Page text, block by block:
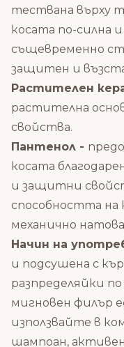
тествана върху
косата по-силна
същевременно
защитен и
Растителен
растителна
свойства.
Пантенол -
косата
и защитни
способността на
механично
Начин на
и подсушена с
разпределяйки
мигновен филър
използвайте в
шампоан,